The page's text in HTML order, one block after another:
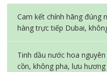
Cam kết chính hãng đúng
hàng trực tiếp Dubai,
Tinh dầu nước hoa
cồn, không pha, lưu